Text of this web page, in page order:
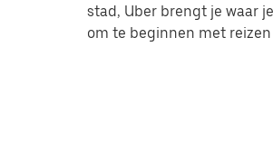
stad, Uber brengt je waar
om te beginnen met